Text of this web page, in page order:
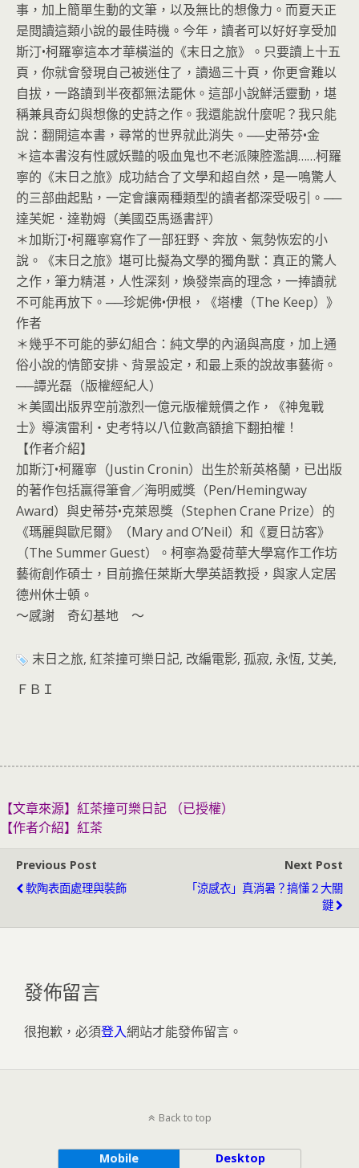
事，加上簡單生動的文筆，以及無比的想像力。而夏天正
是閱讀這類小說的最佳時機。今年，讀者可以好好享受加
斯汀•柯羅寧這本才華橫溢的《末日之旅》。只要讀上十五
頁，你就會發現自己被迷住了，讀過三十頁，你更會難以
自拔，一路讀到半夜都無法罷休。這部小說鮮活靈動，堪
稱兼具奇幻與想像的史詩之作。我還能說什麼呢？我只能
說：翻開這本書，尋常的世界就此消失。──史蒂芬•金
＊這本書沒有性感妖豔的吸血鬼也不老派陳腔濫調……柯羅
寧的《末日之旅》成功結合了文學和超自然，是一鳴驚人
的三部曲起點，一定會讓兩種類型的讀者都深受吸引。──
達芙妮．達勒姆（美國亞馬遜書評）
＊加斯汀•柯羅寧寫作了一部狂野、奔放、氣勢恢宏的小
說。《末日之旅》堪可比擬為文學的獨角獸：真正的驚人
之作，筆力精湛，人性深刻，煥發崇高的理念，一捧讀就
不可能再放下。──珍妮佛•伊根，《塔樓（The Keep）》
作者
＊幾乎不可能的夢幻組合：純文學的內涵與高度，加上通
俗小說的情節安排、背景設定，和最上乘的說故事藝術。
──譚光磊（版權經紀人）
＊美國出版界空前激烈一億元版權競價之作，《神鬼戰
士》導演雷利‧史考特以八位數高額搶下翻拍權！
【作者介紹】
加斯汀•柯羅寧（Justin Cronin）出生於新英格蘭，已出版
的著作包括贏得筆會／海明威獎（Pen/Hemingway
Award）與史蒂芬•克萊恩獎（Stephen Crane Prize）的
《瑪麗與歐尼爾》（Mary and O’Neil）和《夏日訪客》
（The Summer Guest）。柯寧為愛荷華大學寫作工作坊
藝術創作碩士，目前擔任萊斯大學英語教授，與家人定居
德州休士頓。
～感謝 奇幻基地 ～
末日之旅, 紅茶撞可樂日記, 改編電影, 孤寂, 永恆, 艾美,
ＦＢＩ
【文章來源】紅茶撞可樂日記 （已授權）
【作者介紹】 紅茶
Previous Post
軟陶表面處理與裝飾
Next Post
「涼感衣」真消暑？搞懂２大關
鍵
發佈留言
很抱歉，必須登入網站才能發佈留言。
Back to top
Mobile Desktop